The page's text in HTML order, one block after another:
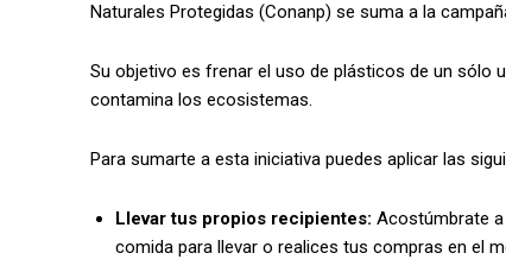
Naturales Protegidas (Conanp) se suma a la
Su objetivo es frenar el uso de plásticos de un sólo
contamina los ecosistemas.
Para sumarte a esta iniciativa puedes aplicar las
Llevar tus propios recipientes: Acostúmbrate
comida para llevar o realices tus compras en el